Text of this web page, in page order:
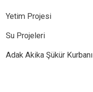
Yetim Projesi
Su Projeleri
Adak Akika Şükür Kurbanı